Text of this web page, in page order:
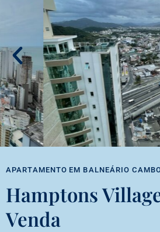
APARTAMENTO EM BALNEÁRIO
Hamptons
Venda